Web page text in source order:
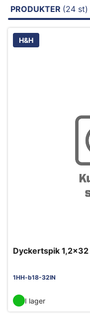
PRODUKTER (24 st)
H&H
Dyckertspik
1HH-b18-32IN
I lager